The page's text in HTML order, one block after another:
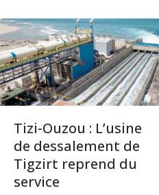
Tizi-Ouzou : L’usine
de dessalement de
Tigzirt reprend du
service